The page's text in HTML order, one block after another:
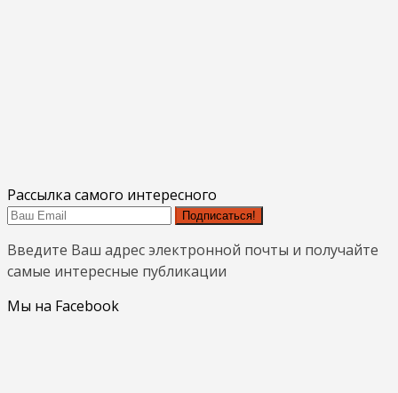
Рассылка самого интересного
Подписаться!
Введите Ваш адрес электронной почты и получайте
самые интересные публикации
Мы на Facebook